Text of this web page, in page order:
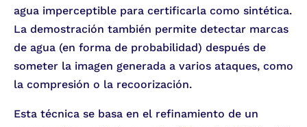
agua imperceptible para certificarla como sintética.
La demostración también permite detectar marcas
de agua (en forma de probabilidad) después de
someter la imagen generada a varios ataques, como
la compresión o la recoorización.
Esta técnica se basa en el refinamiento de un